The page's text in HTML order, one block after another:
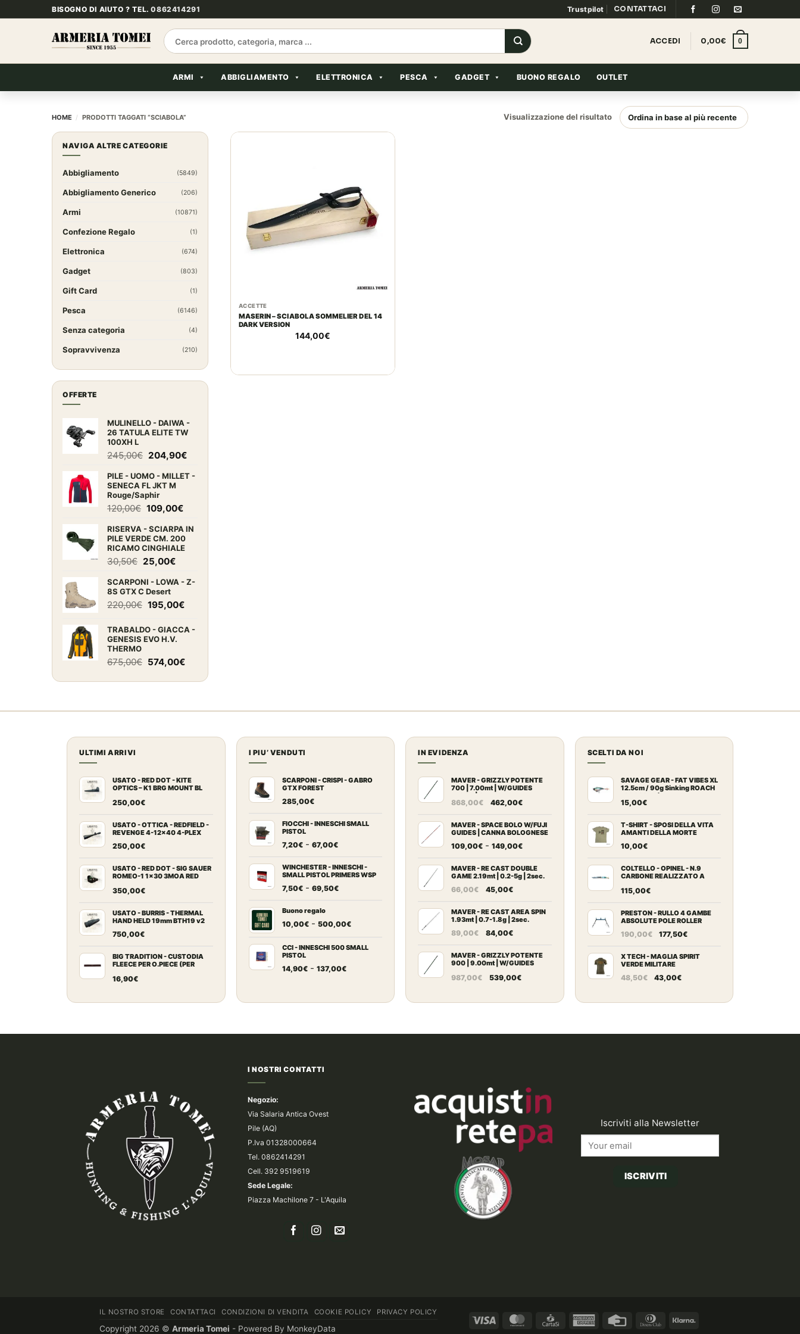
ai
BISOGNO DI AIUTO ? TEL.0862414291 Trustpilot CONTATTACI
Cerca:
ACCEDI 0,00€ 0
ARMI ABBIGLIAMENTO ELETTRONICA PESCA GADGET BUONO REGALO OUTLET
HOME / PRODOTTI TAGGATI “SCIABOLA” Visualizzazione del risultato
NAVIGA ALTRE CATEGORIE
Abbigliamento (5849)
Abbigliamento Generico (206)
Armi (10871)
Confezione Regalo (1)
Elettronica (674)
Gadget (803)
Gift Card (1)
Pesca (6146)
Senza categoria (4)
Sopravvivenza (210)
OFFERTE
MULINELLO - DAIWA -
26 TATULA ELITE TW
100XH L
245,00€ Il
originale
era:
245,00€.
204,90€Il
attuale
PILE - UOMO - MILLET -
SENECA FL JKT M
Rouge/Saphir
120,00€ Il
originale
era:
120,00€.
109,00€Il
attuale
è:
RISERVA - SCIARPA IN
PILE VERDE CM. 200
RICAMO CINGHIALE
30,50€ Il
originale
era:
30,50€.
25,00€Il
attuale
25,00€.
SCARPONI - LOWA - Z-
8S GTX C Desert
220,00€ Il
originale
era:
195,00€Il
attuale
TRABALDO - GIACCA -
GENESIS EVO H.V.
THERMO
675,00€ Il
originale
675,00€.
574,00€Il
prezzo
attuale
574,00€.
ACCETTE
MASERIN – SCIABOLA SOMMELIER DEL 14
DARK VERSION
144,00€
ULTIMI ARRIVI
USATO - RED DOT - KITE
OPTICS – K1 BRG MOUNT BL
250,00€
USATO - OTTICA - REDFIELD -
REVENGE 4-12x40 4-PLEX
250,00€
USATO - RED DOT - SIG SAUER
ROMEO-1 1x30 3MOA RED
350,00€
USATO - BURRIS - THERMAL
HAND HELD 19mm BTH19 v2
750,00€
BIG TRADITION - CUSTODIA
FLEECE PER O.PIECE (PER
16,90€
I PIU’ VENDUTI
SCARPONI - CRISPI - GABRO
GTX FOREST
285,00€
FIOCCHI - INNESCHI SMALL
PISTOL
7,20€ - 67,00€Fascia
prezzo:
da
7,20€
WINCHESTER - INNESCHI -
SMALL PISTOL PRIMERS WSP
7,50€ - 69,50€Fascia
da
a
Buono regalo
10,00€ - 500,00€Fascia
prezzo:
CCI - INNESCHI 500 SMALL
PISTOL
14,90€ - 137,00€Fascia
da
IN EVIDENZA
MAVER - GRIZZLY POTENTE
700 | 7.00mt | W/GUIDES
BLOCK | Canna Trota Torrente
868,00€
Il
originale
era:
868,00€.
462,00€Il
attuale
è:
462,00€.
MAVER - SPACE BOLO W/FUJI
GUIDES | CANNA BOLOGNESE
109,00€ - 149,00€Fascia
prezzo:
da
149,00€
MAVER - RE CAST DOUBLE
GAME 2.19mt | 0.2-5g | 2sec.
66,00€
Il
originale
era:
66,00€.
45,00€Il
attuale
è:
45,00€.
MAVER - RE CAST AREA SPIN
1.93mt | 0.7-1.8g | 2sec.
89,00€
Il
originale
era:
89,00€.
84,00€Il
attuale
è:
84,00€.
MAVER - GRIZZLY POTENTE
900 | 9.00mt | W/GUIDES
987,00€
Il
originale
539,00€Il
attuale
SCELTI DA NOI
SAVAGE GEAR - FAT VIBES XL
12.5cm / 90g Sinking ROACH
(00G23MH)
15,00€
T-SHIRT - SPOSI DELLA VITA
AMANTI DELLA MORTE
10,00€
COLTELLO - OPINEL - N.9
CARBONE REALIZZATO A
115,00€
PRESTON - RULLO 4 GAMBE
ABSOLUTE POLE ROLLER
190,00€
Il
originale
era:
190,00€.
177,50€Il
attuale
X TECH - MAGLIA SPIRIT
VERDE MILITARE
48,50€
Il
originale
43,00€Il
attuale
I NOSTRI CONTATTI
Negozio:
Via Salaria Antica Ovest
Pile (AQ)
P.Iva 01328000664
Tel. 0862414291
Cell. 392 9519619
Sede Legale:
Piazza Machilone 7 - L'Aquila
Iscriviti alla Newsletter
ISCRIVITI
Visa MasterCardCartaSi
American
Credit
Dinners
IL NOSTRO STORE CONTATTACI CONDIZIONI DI VENDITA COOKIE POLICY PRIVACY POLICY
Copyright 2026 © Armeria Tomei - Powered By MonkeyData